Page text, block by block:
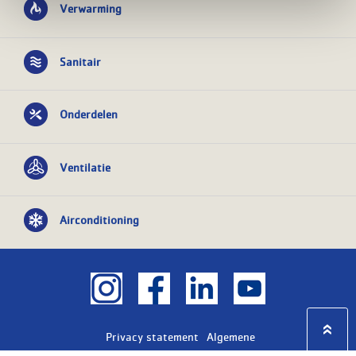
Verwarming
Sanitair
Onderdelen
Ventilatie
Airconditioning
Privacy statement
Algemene